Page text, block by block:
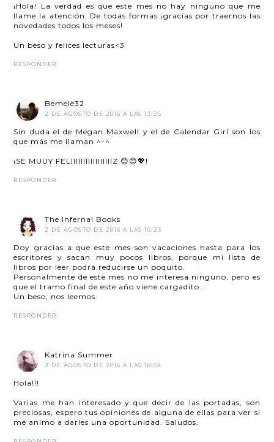
¡Hola! La verdad es que este mes no hay ninguno que me
llame la atención. De todas formas ¡gracias por traernos las
novedades todos los meses!
Un beso y felices lecturas<3
RESPONDER
Bemelë32
2 DE AGOSTO DE 2016 A LAS 13:25
Sin duda el de Megan Maxwell y el de Calendar Girl son los
que más me llaman ^-^
¡SE MUUY FELIIIIIIIIIIIIIIIIIZ 😊😊💖!
RESPONDER
The Infernal Books
2 DE AGOSTO DE 2016 A LAS 16:23
Doy gracias a que este mes son vacaciones hasta para los
escritores y sacan muy pocos libros, porque mi lista de
libros por leer podrá reducirse un poquito.
Personalmente de este mes no me interesa ninguno, pero es
que el tramo final de este año viene cargadito...
Un beso, nos leemos.
RESPONDER
Katrina Summer
2 DE AGOSTO DE 2016 A LAS 18:04
Hola!!!
Varias me han interesado y que decir de las portadas, son
preciosas, espero tus opiniones de alguna de ellas para ver si
me animo a darles una oportunidad. Saludos.